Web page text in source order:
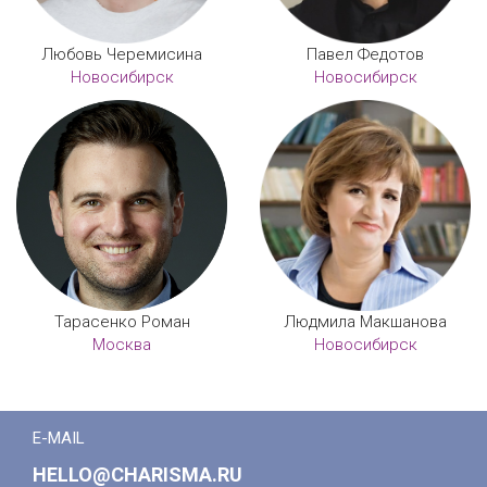
Любовь Черемисина
Новосибирск
Павел Федотов
Новосибирск
Тарасенко Роман
Москва
Людмила Макшанова
Новосибирск
E-MAIL
HELLO@CHARISMA.RU